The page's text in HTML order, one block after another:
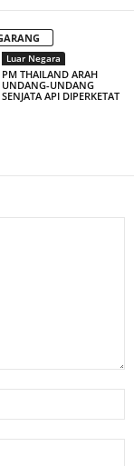
Luar Negara
PM THAILAND ARAH
UNDANG-UNDANG
SENJATA API DIPERKETAT